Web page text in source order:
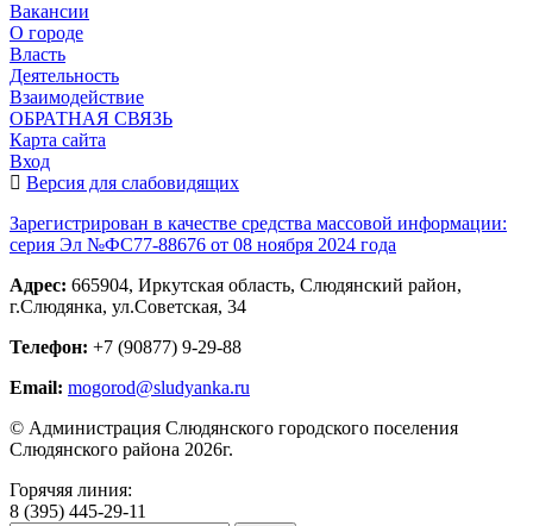
Вакансии
О городе
Власть
Деятельность
Взаимодействие
ОБРАТНАЯ СВЯЗЬ
Карта сайта
Вход
Версия для слабовидящих
Зарегистрирован в качестве средства массовой информации:
серия Эл №ФС77-88676 от 08 ноября 2024 года
Адрес: 665904, Иркутская область, Слюдянский район,
г.Слюдянка, ул.Советская, 34
Телефон: +7 (90877) 9-29-88
Email: mogorod@sludyanka.ru
© Администрация Слюдянского городского поселения
Слюдянского района 2026г.
Горячяя линия:
8 (395) 445-29-11